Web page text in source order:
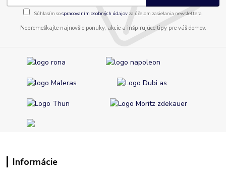
Súhlasím sospracovaním osobných údajov za účelom zasielania newslettera.
Nepremeškajte najnovšie ponuky, akcie a inšpirujúce tipy pre váš domov.
Informácie